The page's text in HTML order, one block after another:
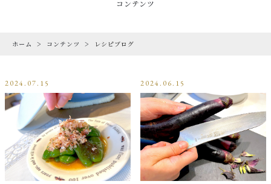
CHECKED PRODUCTS
ORDER HISTORY
CAMPAIGN
キャンペーン
ABOUT US
当店について
HOW TO USE
コンテンツ
ホーム コンテンツ レシピブログ
2024.07.15 2024.06.15